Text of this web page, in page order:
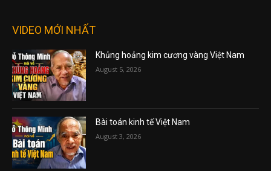
VIDEO MỚI NHẤT
Khủng hoảng kim cương vàng Việt Nam
August 5, 2026
Bài toán kinh tế Việt Nam
August 3, 2026